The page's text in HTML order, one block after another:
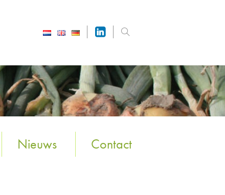
Nieuws Contact